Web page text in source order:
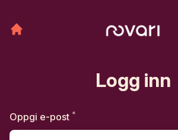
Logg inn
Oppgi e-post *